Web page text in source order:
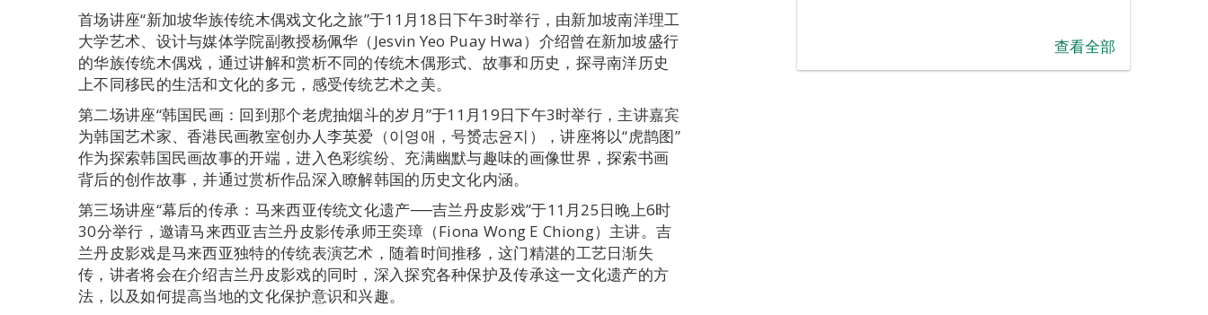
首场讲座“新加坡华族传统木偶戏文化之旅”于11月18日下午3时举行，由新加坡南洋理工
大学艺术、设计与媒体学院副教授杨佩华（Jesvin Yeo Puay Hwa）介绍曾在新加坡盛行
的华族传统木偶戏，通过讲解和赏析不同的传统木偶形式、故事和历史，探寻南洋历史
上不同移民的生活和文化的多元，感受传统艺术之美。
第二场讲座“韩国民画：回到那个老虎抽烟斗的岁月”于11月19日下午3时举行，主讲嘉宾
为韩国艺术家、香港民画教室创办人李英爱（이영애，号赟志윤지），讲座将以“虎鹊图”
作为探索韩国民画故事的开端，进入色彩缤纷、充满幽默与趣味的画像世界，探索书画
背后的创作故事，并通过赏析作品深入瞭解韩国的历史文化内涵。
第三场讲座“幕后的传承：马来西亚传统文化遗产──吉兰丹皮影戏”于11月25日晚上6时
30分举行，邀请马来西亚吉兰丹皮影传承师王奕璋（Fiona Wong E Chiong）主讲。吉
兰丹皮影戏是马来西亚独特的传统表演艺术，随着时间推移，这门精湛的工艺日渐失
传，讲者将会在介绍吉兰丹皮影戏的同时，深入探究各种保护及传承这一文化遗产的方
法，以及如何提高当地的文化保护意识和兴趣。
查看全部